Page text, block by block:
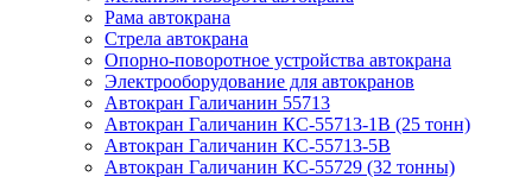
Рама автокрана
Стрела автокрана
Опорно-поворотное устройства автокрана
Электрооборудование для автокранов
Автокран Галичанин 55713
Автокран Галичанин КС-55713-1В (25 тонн)
Автокран Галичанин КС-55713-5В
Автокран Галичанин КС-55729 (32 тонны)